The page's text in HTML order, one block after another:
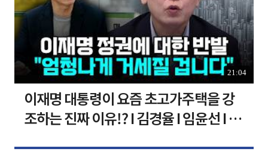
21:04
이재명 대통령이 요즘 초고가주택을 강
조하는 진짜 이유!? I 김경율 I 임윤선 I 정